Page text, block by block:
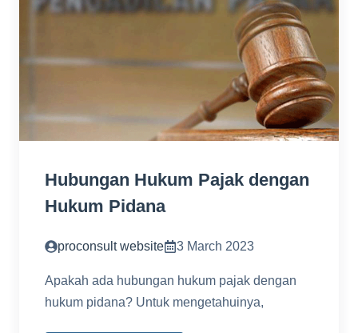
Hubungan Hukum Pajak dengan
Hukum Pidana
proconsult website 3 March 2023
Apakah ada hubungan hukum pajak dengan
hukum pidana? Untuk mengetahuinya,